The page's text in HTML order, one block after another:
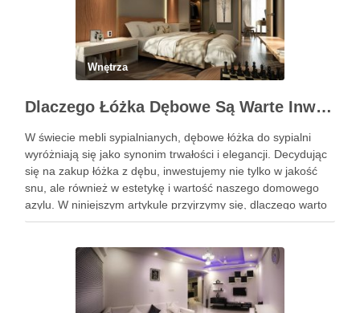
Wnętrza
Dlaczego Łóżka Dębowe Są Warte Inwestycji?
W świecie mebli sypialnianych, dębowe łóżka do sypialni
wyróżniają się jako synonim trwałości i elegancji. Decydując
się na zakup łóżka z dębu, inwestujemy nie tylko w jakość
snu, ale również w estetykę i wartość naszego domowego
azylu. W niniejszym artykule przyjrzymy się, dlaczego warto
wybrać łóżko wykonane z tego szlachetnego …